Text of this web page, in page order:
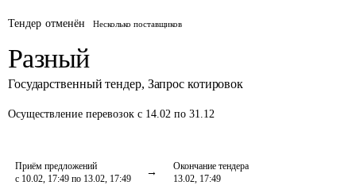
Тендер отменён Несколько поставщиков
Разный
Государственный тендер, Запрос котировок
Осуществление перевозок с 14.02 по 31.12
Приём предложений
с 10.02, 17:49 по 13.02, 17:49
Окончание тендера
13.02, 17:49